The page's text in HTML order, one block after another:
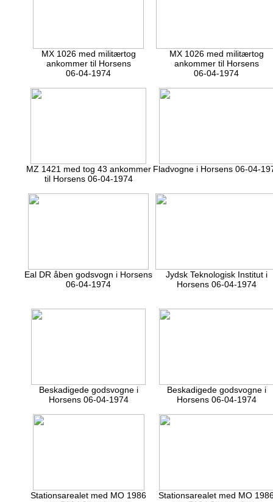
MX 1026 med militærtog
ankommer til Horsens
06-04-1974
MX 1026 med militærtog
ankommer til Horsens
06-04-1974
MZ 1421 med tog 43 ankommer
til Horsens 06-04-1974
Fladvogne i Horsens 06-04-
Eal DR åben godsvogn i Horsens
06-04-1974
Jydsk Teknologisk Institut i
Horsens 06-04-1974
Beskadigede godsvogne i
Horsens 06-04-1974
Beskadigede godsvogne i
Horsens 06-04-1974
Stationsarealet med MO 1986
Stationsarealet med MO